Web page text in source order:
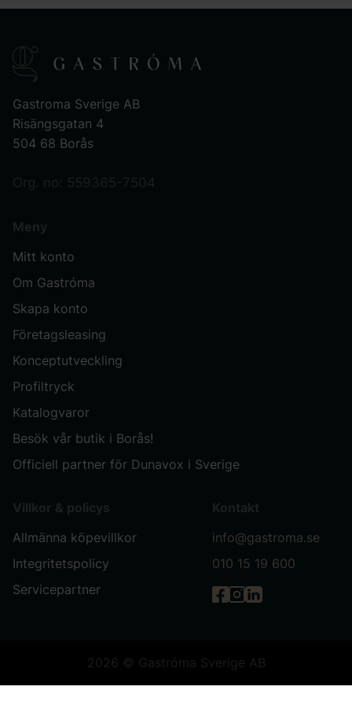
Gastroma Sverige AB
Risängsgatan 4
504 68 Borås
Org. no: 559365-7504
Meny
Mitt konto
Om Gastróma
Skapa konto
Företagsleasing
Konceptutveckling
Profiltryck
Katalogvaror
Besök vår butik i Borås!
Officiell partner för Dunavox i Sverige
Villkor & policys
Allmänna köpevillkor
Integritetspolicy
Servicepartner
Kontakt
info@gastroma.se
010 15 19 600
Gastróma på Facebook
Gastróma på
Gastróma på
2026 © Gastróma Sverige AB